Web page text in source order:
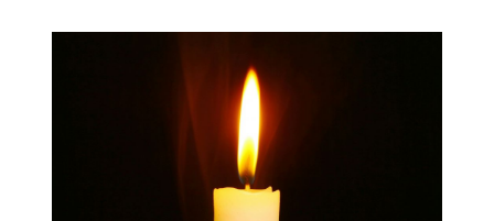
kompetens och er...